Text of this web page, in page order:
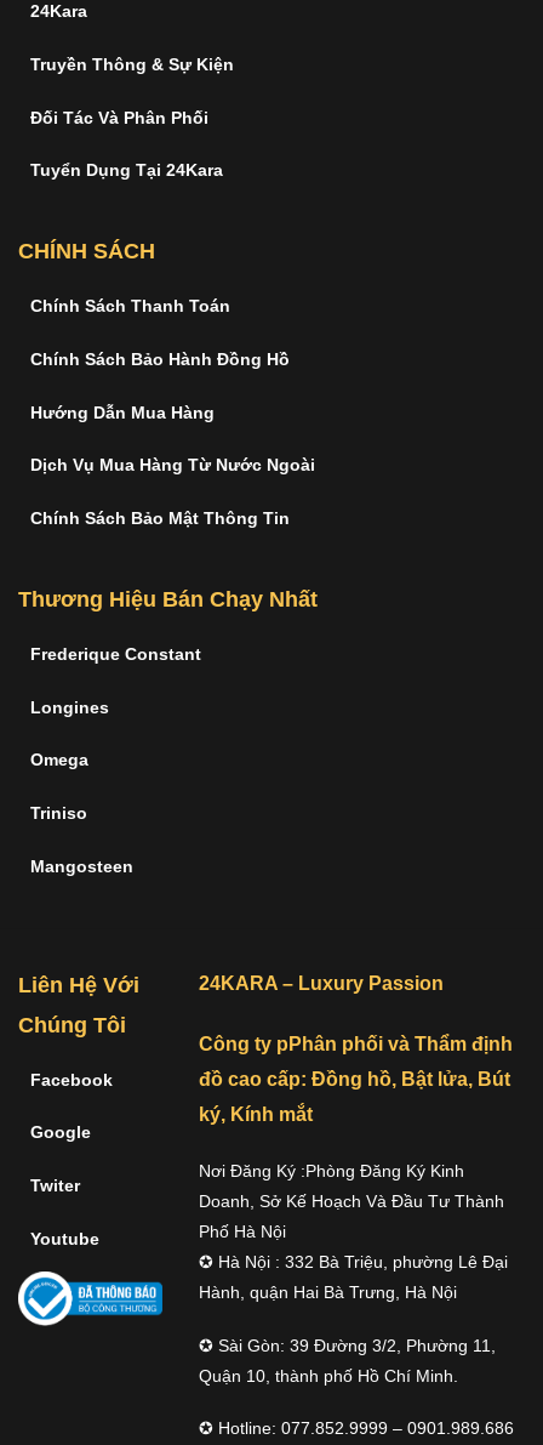
24Kara
Truyền Thông & Sự Kiện
Đối Tác Và Phân Phối
Tuyển Dụng Tại 24Kara
CHÍNH SÁCH
Chính Sách Thanh Toán
Chính Sách Bảo Hành Đồng Hồ
Hướng Dẫn Mua Hàng
Dịch Vụ Mua Hàng Từ Nước Ngoài
Chính Sách Bảo Mật Thông Tin
Thương Hiệu Bán Chạy Nhất
Frederique Constant
Longines
Omega
Triniso
Mangosteen
Liên Hệ Với
Chúng Tôi
Facebook
Google
Twiter
Youtube
24KARA – Luxury Passion
Công ty pPhân phối và Thẩm định
đồ cao cấp: Đồng hồ, Bật lửa, Bút
ký, Kính mắt
Nơi Đăng Ký :Phòng Đăng Ký Kinh
Doanh, Sở Kế Hoạch Và Đầu Tư Thành
Phố Hà Nội
✪ Hà Nội : 332 Bà Triệu, phường Lê Đại
Hành, quận Hai Bà Trưng, Hà Nội
✪ Sài Gòn: 39 Đường 3/2, Phường 11,
Quận 10, thành phố Hồ Chí Minh.
✪ Hotline: 077.852.9999 – 0901.989.686